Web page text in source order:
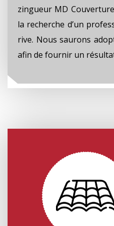
zingueur MD
la recherche d’un
rive. Nous saurons
afin de fournir un